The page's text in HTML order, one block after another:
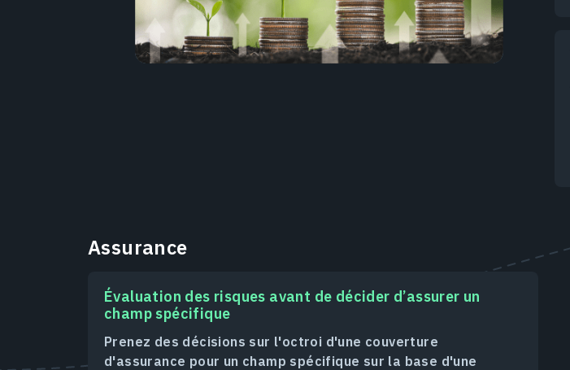
Assurance
Évaluation des risques avant de décider d’assurer un
champ spécifique
Prenez des décisions sur l'octroi d'une couverture
d'assurance pour un champ spécifique sur la base d'une